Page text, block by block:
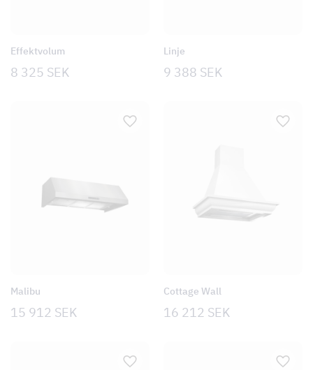
Effektvolum
8 325 SEK
Linje
9 388 SEK
Malibu
15 912 SEK
Cottage Wall
16 212 SEK